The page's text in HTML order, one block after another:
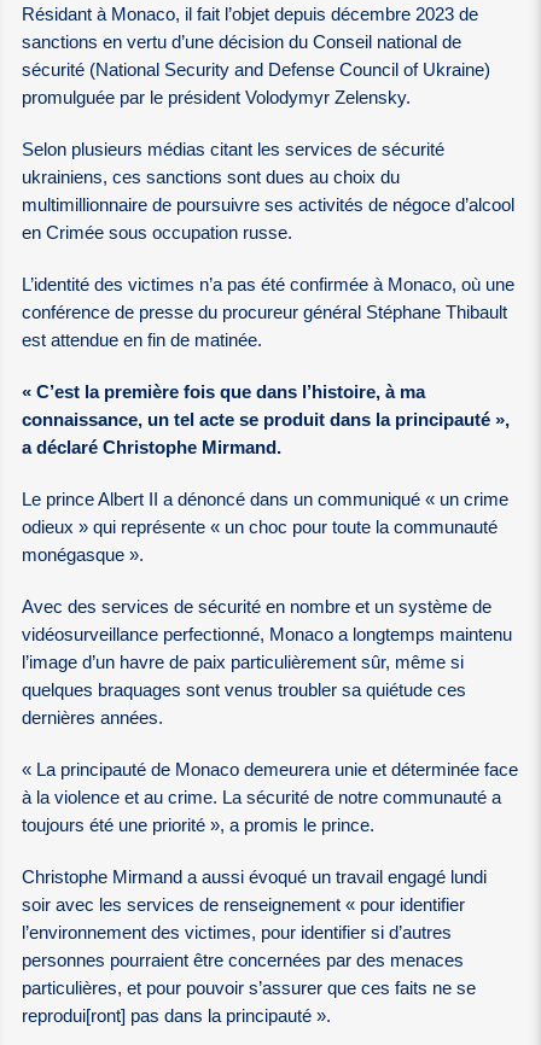
Résidant à Monaco, il fait l’objet depuis décembre 2023 de
sanctions en vertu d’une décision du Conseil national de
sécurité (National Security and Defense Council of Ukraine)
promulguée par le président Volodymyr Zelensky.
Selon plusieurs médias citant les services de sécurité
ukrainiens, ces sanctions sont dues au choix du
multimillionnaire de poursuivre ses activités de négoce d’alcool
en Crimée sous occupation russe.
L’identité des victimes n’a pas été confirmée à Monaco, où une
conférence de presse du procureur général Stéphane Thibault
est attendue en fin de matinée.
« C’est la première fois que dans l’histoire, à ma
connaissance, un tel acte se produit dans la principauté »,
a déclaré Christophe Mirmand.
Le prince Albert II a dénoncé dans un communiqué « un crime
odieux » qui représente « un choc pour toute la communauté
monégasque ».
Avec des services de sécurité en nombre et un système de
vidéosurveillance perfectionné, Monaco a longtemps maintenu
l’image d’un havre de paix particulièrement sûr, même si
quelques braquages sont venus troubler sa quiétude ces
dernières années.
« La principauté de Monaco demeurera unie et déterminée face
à la violence et au crime. La sécurité de notre communauté a
toujours été une priorité », a promis le prince.
Christophe Mirmand a aussi évoqué un travail engagé lundi
soir avec les services de renseignement « pour identifier
l’environnement des victimes, pour identifier si d’autres
personnes pourraient être concernées par des menaces
particulières, et pour pouvoir s’assurer que ces faits ne se
reprodui[ront] pas dans la principauté ».